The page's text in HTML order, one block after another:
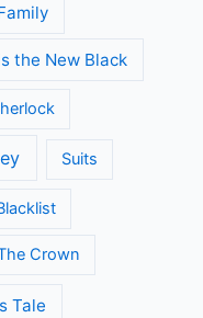
the New Black
Suits
Crown
Tale